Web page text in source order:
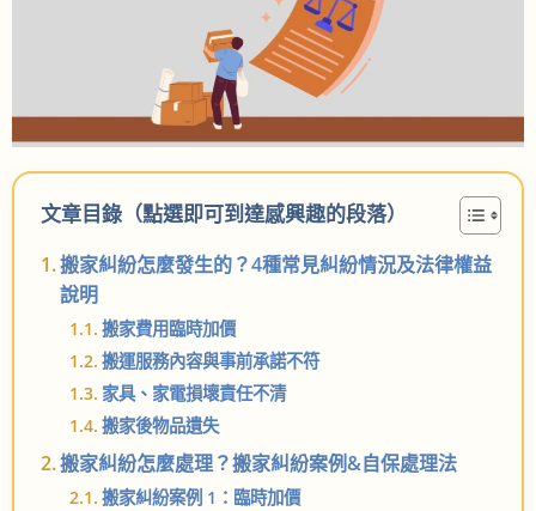
文章目錄（點選即可到達感興趣的段落）
搬家糾紛怎麼發生的？4種常見糾紛情況及法律權益
說明
搬家費用臨時加價
搬運服務內容與事前承諾不符
家具、家電損壞責任不清
搬家後物品遺失
搬家糾紛怎麼處理？搬家糾紛案例&自保處理法
搬家糾紛案例 1：臨時加價